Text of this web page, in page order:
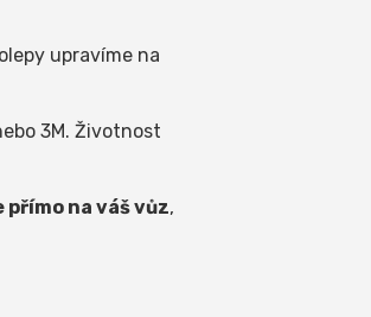
upravíme na
3M. Životnost
přímo na váš vůz,